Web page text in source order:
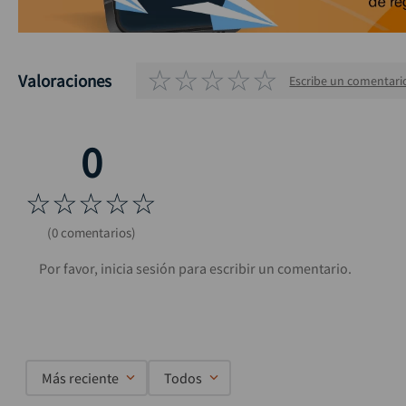
Valoraciones ☆☆☆☆☆ Escribe un
☆☆☆☆☆
(0 comentarios)
Más reciente Todos